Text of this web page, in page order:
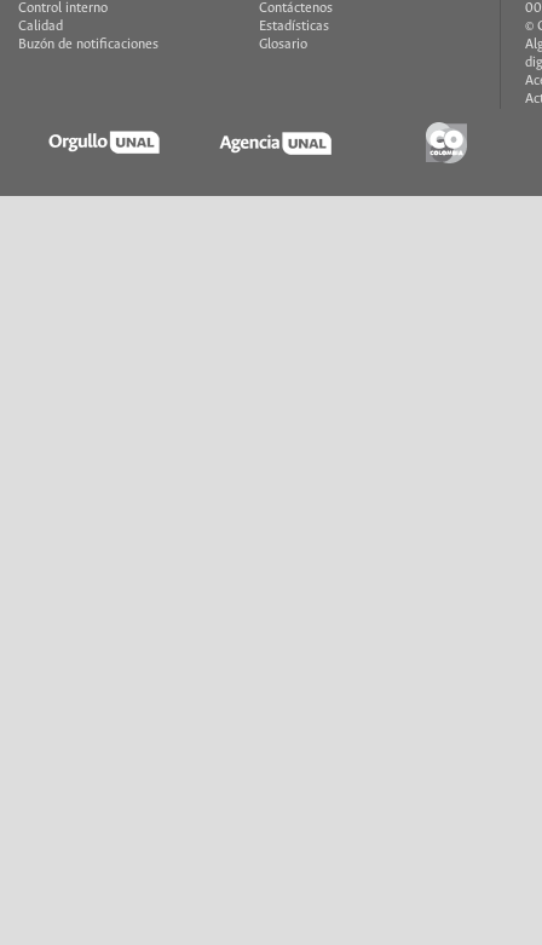
Control interno
Calidad
Buzón de notificaciones
Contáctenos
Estadísticas
Glosario
©